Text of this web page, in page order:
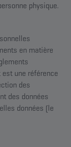
physique.
en matière
une référence
des
des données
données (le